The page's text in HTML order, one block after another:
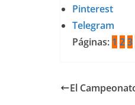
Pinterest
Telegram
Páginas: 1 23
El